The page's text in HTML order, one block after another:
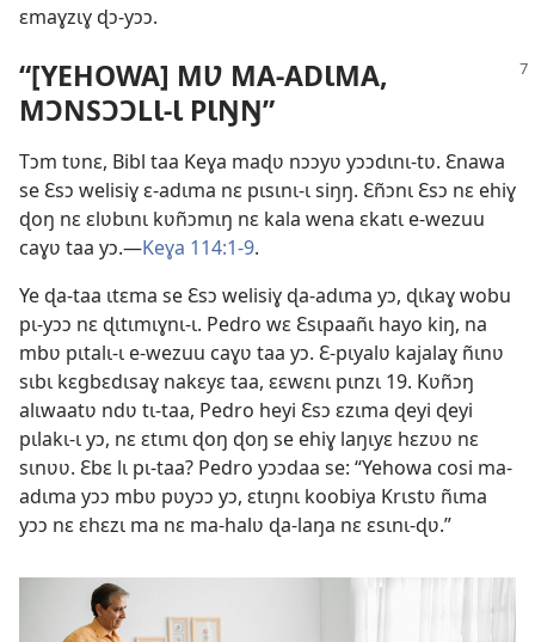
ɛmaɣzɩɣ ɖɔ-yɔɔ.
“[YEHOWA] MƲ MA-ADƖMA,
MƆNSƆƆLƖ-Ɩ PƖŊŊ”
Tɔm tʋnɛ, Bibl taa Keɣa maɖʋ nɔɔyʋ yɔɔdɩnɩ-tʋ. Ɛnawa
se Ɛsɔ welisiɣ ɛ-adɩma nɛ pɩsɩnɩ-ɩ siŋŋ. Ɛñɔnɩ Ɛsɔ nɛ ehiɣ
ɖoŋ nɛ ɛlʋbɩnɩ kʋñɔmɩŋ nɛ kala wena ɛkatɩ e-wezuu
caɣʋ taa yɔ.—Keɣa 114:1-9.
Ye ɖa-taa ɩtɛma se Ɛsɔ welisiɣ ɖa-adɩma yɔ, ɖɩkaɣ wobu
pɩ-yɔɔ nɛ ɖɩtɩmɩɣnɩ-ɩ. Pedro wɛ Ɛsɩpaañɩ hayo kiŋ, na
mbʋ pɩtalɩ-ɩ e-wezuu caɣʋ taa yɔ. Ɛ-pɩyalʋ kajalaɣ ñɩnʋ
sɩbɩ kɛgbɛdɩsaɣ nakɛyɛ taa, ɛɛwɛnɩ pɩnzɩ 19. Kʋñɔŋ
alɩwaatʋ ndʋ tɩ-taa, Pedro heyi Ɛsɔ ɛzɩma ɖeyi ɖeyi
pɩlakɩ-ɩ yɔ, nɛ ɛtɩmɩ ɖoŋ ɖoŋ se ehiɣ laŋɩyɛ hɛzʋʋ nɛ
sɩnʋʋ. Ɛbɛ lɩ pɩ-taa? Pedro yɔɔdaa se: “Yehowa cosi ma-
adɩma yɔɔ mbʋ pʋyɔɔ yɔ, ɛtɩŋnɩ koobiya Krɩstʋ ñɩma
yɔɔ nɛ ɛhɛzɩ ma nɛ ma-halʋ ɖa-laŋa nɛ ɛsɩnɩ-ɖʋ.”